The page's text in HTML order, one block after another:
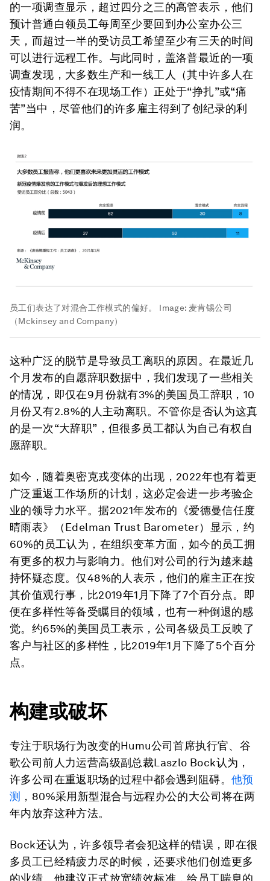
的一项调查显示，超过四分之三的高管表示，他们
预计普通白领员工每周至少要回到办公室办公三
天，而超过一半的受访员工希望至少有三天的时间
可以进行远程工作。与此同时，盖洛普最近的一项
调查发现，大多数生产和一线工人（其中许多人在
疫情期间不得不在现场工作）正处于“挣扎”或“痛
苦”当中，尽管他们的许多雇主得到了创纪录的利
润。
员工们表达了对混合工作模式的偏好。 Image: 麦肯锡公司
（Mckinsey and Company）
这种广泛的脱节是导致员工离职的原因。在最近几
个月发布的自愿辞职数据中，我们发现了一些相关
的情况，即仅在9月份就有3%的美国员工辞职，10
月份又有2.8%的人主动离职。不管你是否认为这真
的是一次“大辞职”，但很多员工都认为自己有权自
愿辞职。
如今，随着奥密克戎变体的出现，2022年也有着更
广泛重返工作场所的计划，这必定会进一步考验企
业的领导力水平。据2021年发布的《爱德曼信任度
晴雨表》（Edelman Trust Barometer）显示，约
60%的员工认为，在组织变革方面，如今的员工拥
有更多的权力与影响力。他们对公司的行为越来越
持怀疑态度。仅48%的人表示，他们的雇主正在按
其价值观行事，比2019年1月下降了7个百分点。即
便在多样性等备受瞩目的领域，也有一种倒退的感
觉。约65%的美国员工表示，公司各级员工反映了
客户与社区的多样性，比2019年1月下降了5个百分
点。
构建或破坏
专注于职场行为改变的Humu公司首席执行官、谷
歌公司前人力运营高级副总裁Laszlo Bock认为，
许多公司在重返职场的过程中都会遇到阻碍。 他预
测 ，80%采用新型混合与远程办公的大公司将在两
年内放弃这种方法。
Bock还认为，许多领导者会犯这样的错误，即在很
多员工已经精疲力尽的时候，还要求他们创造更多
的业绩。他建议正式放宽绩效标准，给员工喘息的